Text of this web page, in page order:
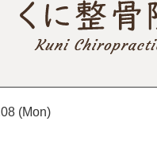
(Mon)